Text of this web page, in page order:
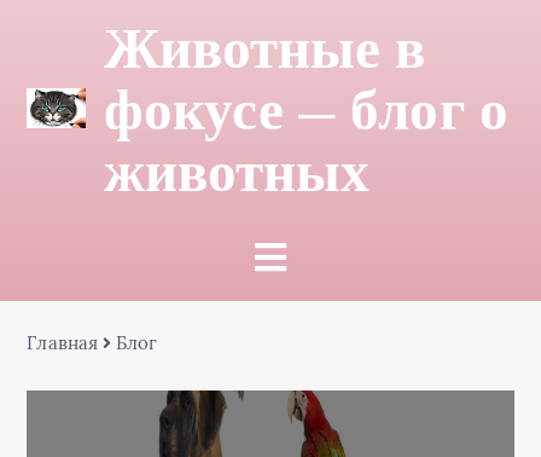
Животные в
фокусе — блог о
животных
Главная Блог